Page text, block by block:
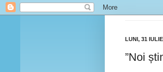
LUNI, 31
”Noi